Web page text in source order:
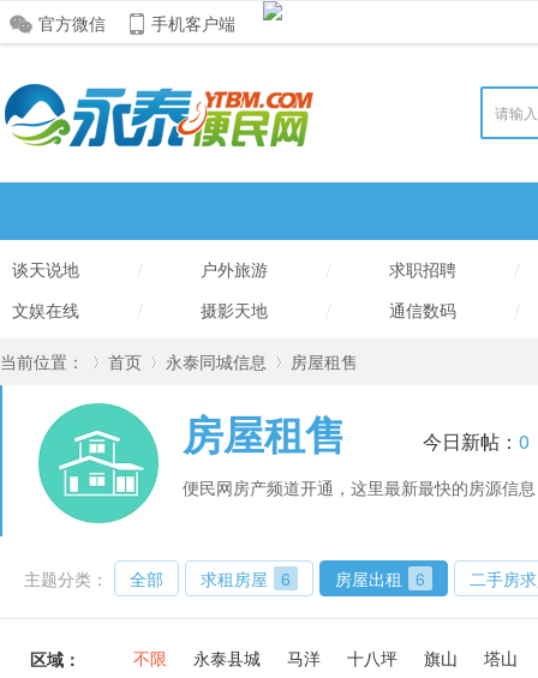
官方微信 手机客户端
谈天说地 户外旅游 求职招聘
文娱在线 摄影天地 通信数码
当前位置：
»
首页
›
永泰同城信息 房屋租售
房屋租售 今日新帖： 0
便民网房产频道开通，这里最新最快的房源信
主题分类： 全部 求租房屋 6 房屋出租 6 二手房
区域： 不限 永泰县城 马洋 十八坪 旗山
塔山